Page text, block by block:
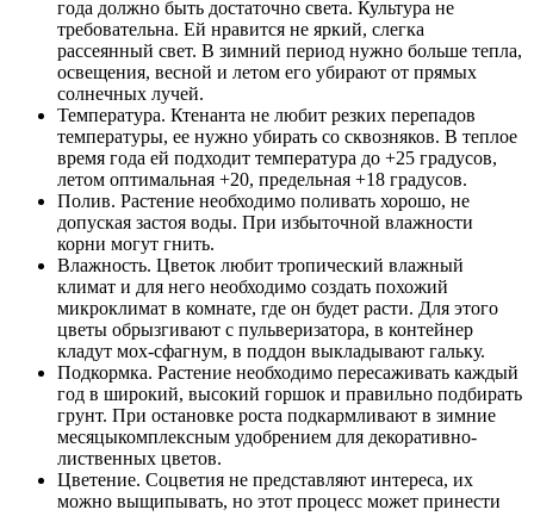
года должно быть достаточно света. Культура не
требовательна. Ей нравится не яркий, слегка
рассеянный свет. В зимний период нужно больше тепла,
освещения, весной и летом его убирают от прямых
солнечных лучей.
Температура. Ктенанта не любит резких перепадов
температуры, ее нужно убирать со сквозняков. В теплое
время года ей подходит температура до +25 градусов,
летом оптимальная +20, предельная +18 градусов.
Полив. Растение необходимо поливать хорошо, не
допуская застоя воды. При избыточной влажности
корни могут гнить.
Влажность. Цветок любит тропический влажный
климат и для него необходимо создать похожий
микроклимат в комнате, где он будет расти. Для этого
цветы обрызгивают с пульверизатора, в контейнер
кладут мох-сфагнум, в поддон выкладывают гальку.
Подкормка. Растение необходимо пересаживать каждый
год в широкий, высокий горшок и правильно подбирать
грунт. При остановке роста подкармливают в зимние
месяцыкомплексным удобрением для декоративно-
лиственных цветов.
Цветение. Соцветия не представляют интереса, их
можно выщипывать, но этот процесс может принести